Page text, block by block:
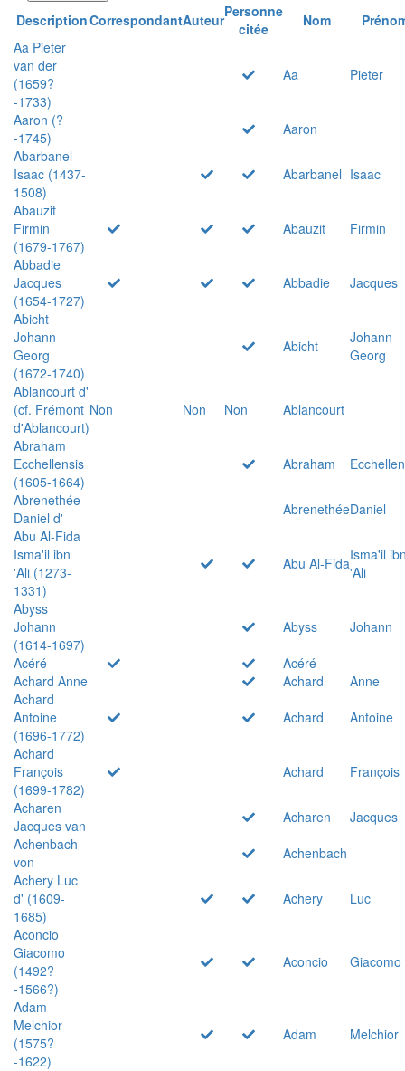
DescriptionCorrespondantAuteurPersonne
citée
Nom
Aa Pieter
van der
(1659?
-1733)
Aa Pieter
Aaron (?
-1745)
Aaron
Abarbanel
Isaac (1437-
1508)
Abarbanel Isaac
Abauzit
Firmin
(1679-1767)
Abauzit
Firmin
Abbadie
Jacques
(1654-1727)
Abbadie
Jacques
Abicht
Johann
Georg
(1672-1740)
Abicht
Johann
Georg
Ablancourt d'
(cf. Frémont
d'Ablancourt)
Non Non Non
Ablancourt
Abraham
Ecchellensis
(1605-1664)
Abraham
Abrenethée
Daniel d'
AbrenethéeDaniel
Abu Al-Fida
Isma'il ibn
'Ali (1273-
1331)
Abu Al-FidaIsma'il
'Ali
Abyss
Johann
(1614-1697)
Abyss
Johann
Acéré
Acéré
Achard Anne
Achard
Anne
Achard
Antoine
(1696-1772)
Achard
Antoine
Achard
François
(1699-1782)
Achard
François
Acharen
Jacques van
Acharen
Jacques
Achenbach
von
Achenbach
Achery Luc
d' (1609-
1685)
Achery
Luc
Aconcio
Giacomo
(1492?
-1566?)
Aconcio Giacomo
Adam
Melchior
(1575?
-1622)
Adam Melchior